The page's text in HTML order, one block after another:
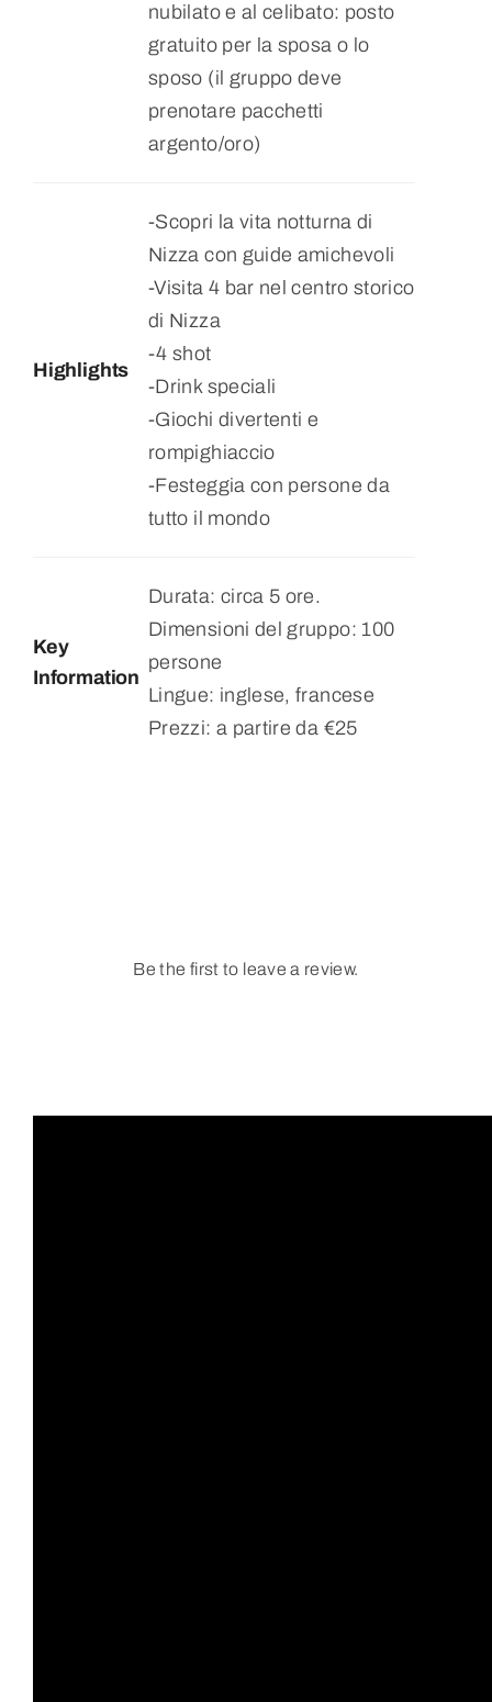
nubilato e al celibato: posto
gratuito per la sposa o lo
sposo (il gruppo deve
prenotare pacchetti
argento/oro)
Highlights
-Scopri la vita notturna di
Nizza con guide amichevoli
-Visita 4 bar nel centro storico
di Nizza
-4 shot
-Drink speciali
-Giochi divertenti e
rompighiaccio
-Festeggia con persone da
tutto il mondo
Key
Information
Durata: circa 5 ore.
Dimensioni del gruppo: 100
persone
Lingue: inglese, francese
Prezzi: a partire da €25
Be the first to leave a review.